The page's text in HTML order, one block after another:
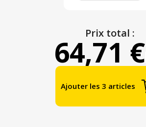
Prix total :
64,71 €
Ajouter les 3 articles